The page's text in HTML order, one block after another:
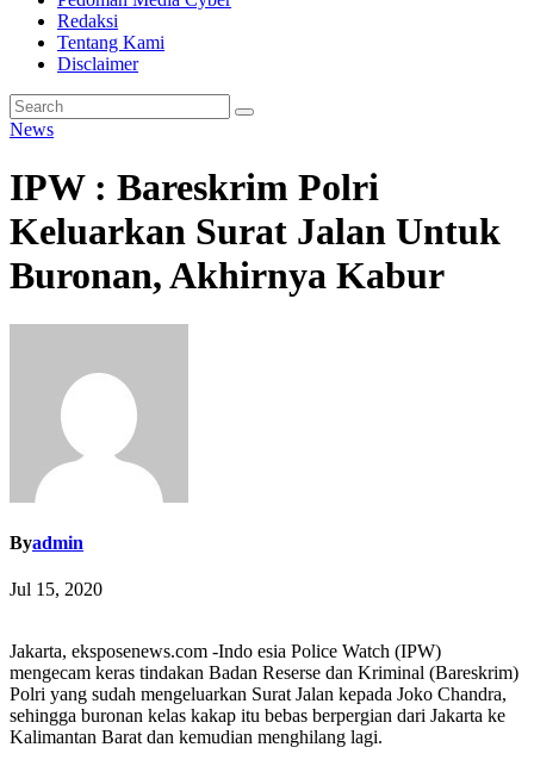
Redaksi
Tentang Kami
Disclaimer
News
IPW : Bareskrim Polri
Keluarkan Surat Jalan Untuk
Buronan, Akhirnya Kabur
Byadmin
Jul 15, 2020
Jakarta, eksposenews.com -Indo esia Police Watch (IPW)
mengecam keras tindakan Badan Reserse dan Kriminal (Bareskrim)
Polri yang sudah mengeluarkan Surat Jalan kepada Joko Chandra,
sehingga buronan kelas kakap itu bebas berpergian dari Jakarta ke
Kalimantan Barat dan kemudian menghilang lagi.